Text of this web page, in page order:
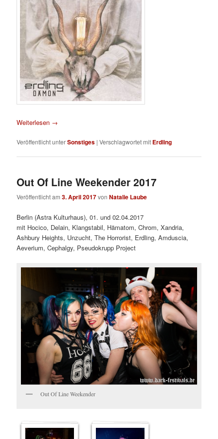
Weiterlesen →
Veröffentlicht unterSonstiges |Verschlagwortet mit Erdling
Out Of Line Weekender 2017
Veröffentlicht am3. April 2017vonNatalie Laube
Berlin (Astra Kulturhaus), 01. und 02.04.2017
mit Hocico, Delain, Klangstabil, Hämatom, Chrom, Xandria,
Ashbury Heights, Unzucht, The Horrorist, Erdling, Amduscia,
Aeverium, Cephalgy, Pseudokrupp Project
Out Of Line Weekender